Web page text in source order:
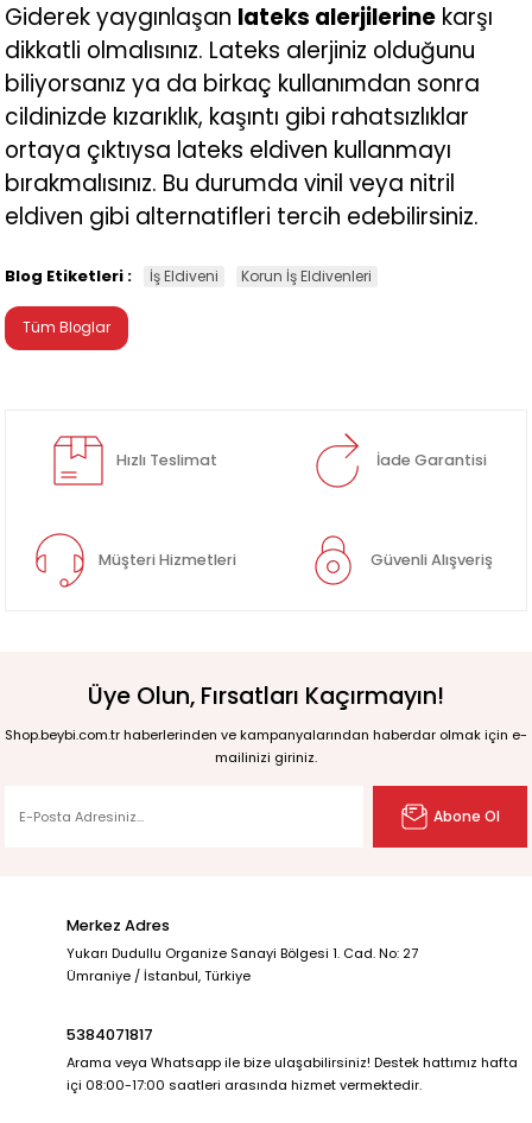
Giderek yaygınlaşan lateks alerjilerine karşı
dikkatli olmalısınız. Lateks alerjiniz olduğunu
biliyorsanız ya da birkaç kullanımdan sonra
cildinizde kızarıklık, kaşıntı gibi rahatsızlıklar
ortaya çıktıysa lateks eldiven kullanmayı
bırakmalısınız. Bu durumda vinil veya nitril
eldiven gibi alternatifleri tercih edebilirsiniz.
Blog Etiketleri : İş Eldiveni Korun İş Eldivenleri
Tüm Bloglar
Hızlı Teslimat İade Garantisi
Müşteri Hizmetleri Güvenli Alışveriş
Üye Olun, Fırsatları Kaçırmayın!
Shop.beybi.com.tr haberlerinden ve kampanyalarından haberdar olmak için e-
mailinizi giriniz.
Abone Ol
Merkez Adres
Yukarı Dudullu Organize Sanayi Bölgesi 1. Cad. No: 27
Ümraniye / İstanbul, Türkiye
5384071817
Arama veya Whatsapp ile bize ulaşabilirsiniz! Destek hattımız hafta
içi 08:00-17:00 saatleri arasında hizmet vermektedir.